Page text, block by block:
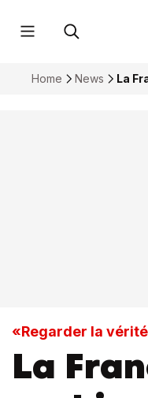
Home News La
«Regarder la
La